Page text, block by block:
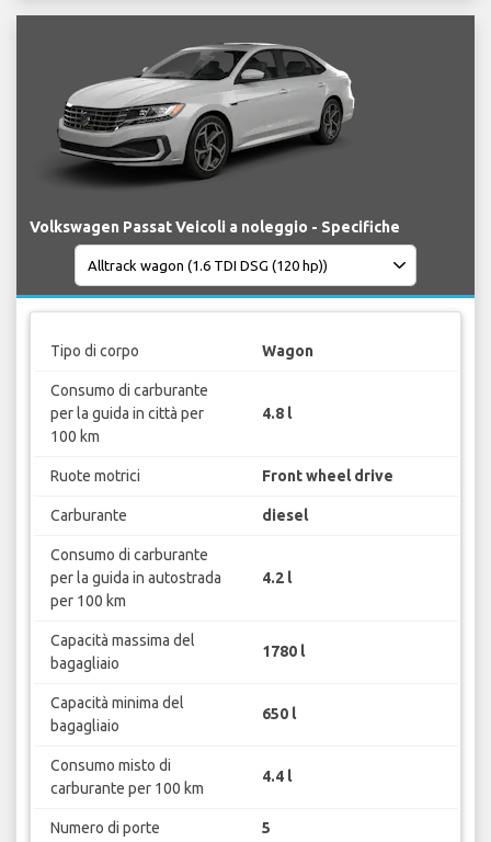
Volkswagen Passat Veicoli a noleggio - Specifiche
Tipo di corpo Wagon
Consumo di carburante
per la guida in città per
100 km
4.8 l
Ruote motrici Front wheel drive
Carburante diesel
Consumo di carburante
per la guida in autostrada
per 100 km
4.2 l
Capacità massima del
bagagliaio
1780 l
Capacità minima del
bagagliaio
650 l
Consumo misto di
carburante per 100 km
4.4 l
Numero di porte 5